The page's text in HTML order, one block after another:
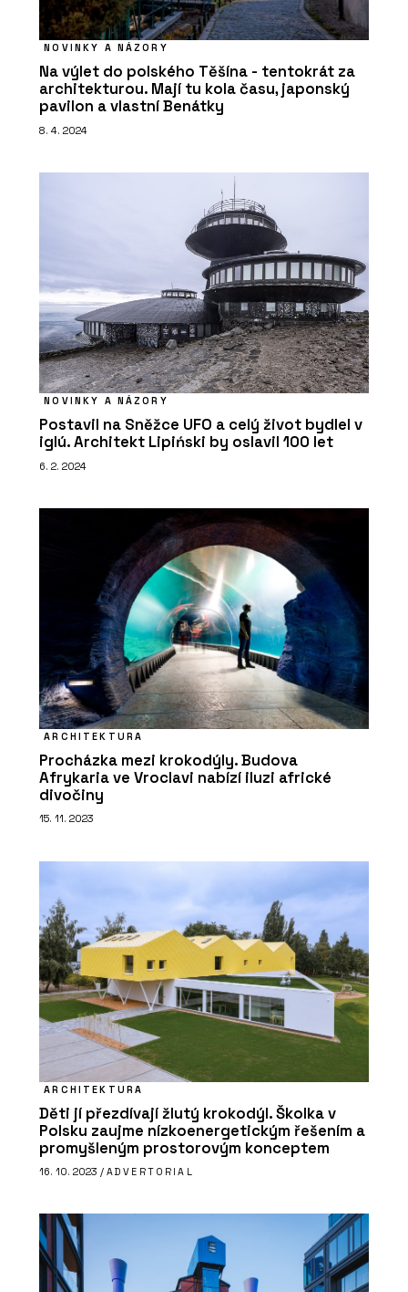
Linoleum na nábytek - Forbo Flooring
PRODUKTY
ČLÁNKY
Kanceláře společnosti ŠKODA AUTO v
moderním a trendy designu
PRODUKTY
Luxusní vinylové dílce Allura - Forbo
Flooring Systems
NOVINKY A NÁZORY
Na výlet do polského Těšína - tentokrát za
architekturou. Mají tu kola času, japonský
pavilon a vlastní Benátky
8. 4. 2024
NOVINKY A NÁZORY
Postavil na Sněžce UFO a celý život bydlel v
iglú. Architekt Lipiński by oslavil 100 let
6. 2. 2024
ARCHITEKTURA
Procházka mezi krokodýly. Budova
Afrykaria ve Vroclavi nabízí iluzi africké
divočiny
15. 11. 2023
ARCHITEKTURA
Děti jí přezdívají žlutý krokodýl. Školka v
Polsku zaujme nízkoenergetickým řešením a
promyšleným prostorovým konceptem
16. 10. 2023 / ADVERTORIAL